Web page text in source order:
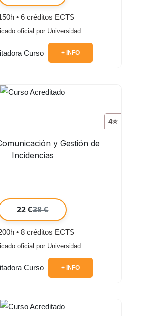
• 6 créditos ECTS
oficial por Universidad
+ INFO
4⭐
y Gestión de
Incidencias
22 €38 €
• 8 créditos ECTS
oficial por Universidad
+ INFO